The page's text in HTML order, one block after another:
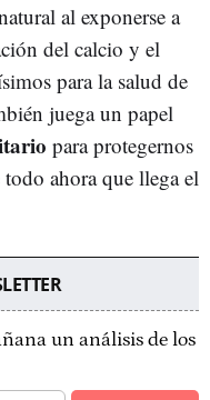
al exponerse a
del calcio y el
para la salud de
juega un papel
para protegernos
ahora que llega el
un análisis de los